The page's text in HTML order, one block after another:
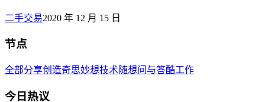
二手交易2020 年 12 月 15 日
节点
全部分享创造奇思妙想技术随想问与答酷工作
今日热议